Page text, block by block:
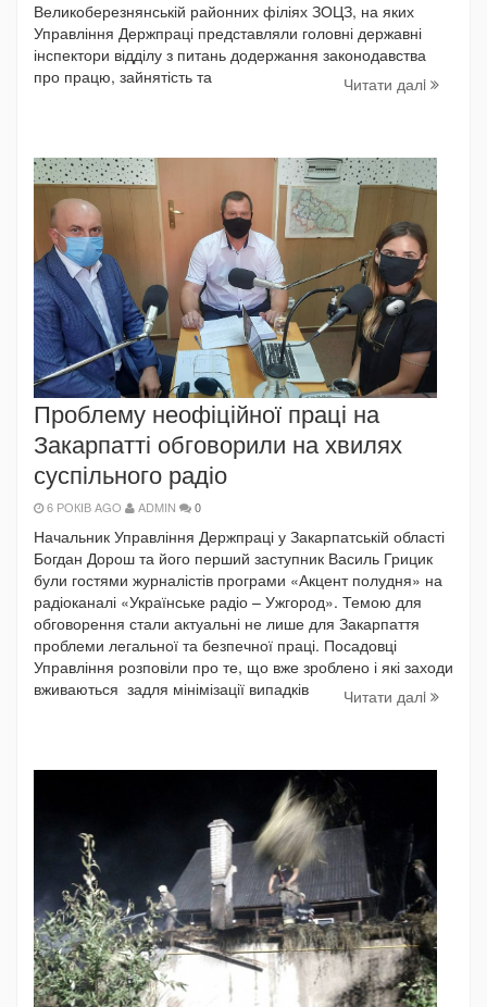
Великоберезнянській районних філіях ЗОЦЗ, на яких
Управління Держпраці представляли головні державні
інспектори відділу з питань додержання законодавства
про працю, зайнятість та
Читати далi
Проблему неофіційної праці на
Закарпатті обговорили на хвилях
суспільного радіо
6 РОКІВ AGO ADMIN 0
Начальник Управління Держпраці у Закарпатській області
Богдан Дорош та його перший заступник Василь Грицик
були гостями журналістів програми «Акцент полудня» на
радіоканалі «Українське радіо – Ужгород». Темою для
обговорення стали актуальні не лише для Закарпаття
проблеми легальної та безпечної праці. Посадовці
Управління розповіли про те, що вже зроблено і які заходи
вживаються задля мінімізації випадків
Читати далi